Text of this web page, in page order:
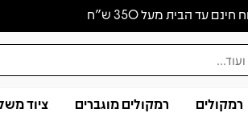
עד הבית מעל 350 ש״ח
רמקולים רמקולים מוגברים ציוד